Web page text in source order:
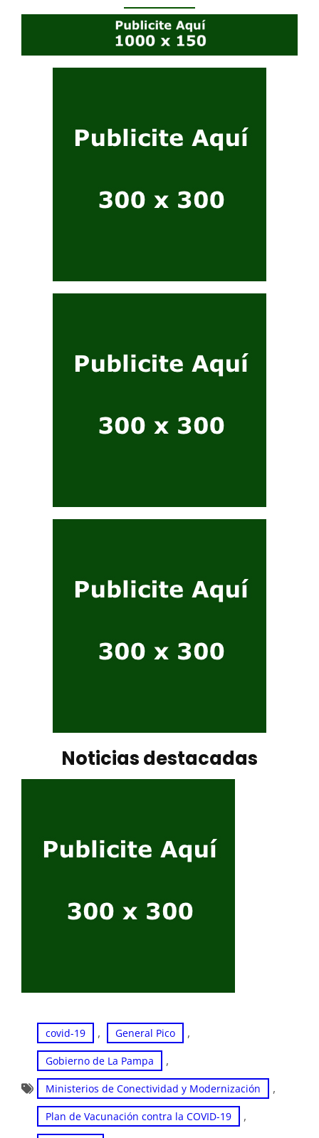
Noticias destacadas
covid-19 , General Pico ,
Gobierno de La Pampa ,
Ministerios de Conectividad y Modernización ,
Plan de Vacunación contra la COVID-19 ,